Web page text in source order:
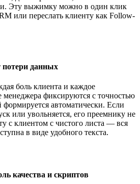
Эту выжимку можно в один клик
или переслать клиенту как Follow-
потери данных
боль клиента и каждое
менеджера фиксируются с точностью
автоматически. Если
или увольняется, его преемнику не
с клиентом с чистого листа — вся
в виде удобного текста.
качества и скриптов